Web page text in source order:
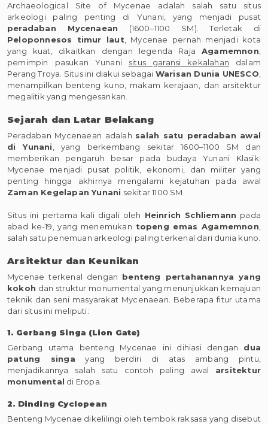
Archaeological Site of Mycenae adalah salah satu situs
arkeologi paling penting di Yunani, yang menjadi pusat
peradaban Mycenaean (1600–1100 SM). Terletak di
Peloponnesos timur laut, Mycenae pernah menjadi kota
yang kuat, dikaitkan dengan legenda Raja Agamemnon,
pemimpin pasukan Yunani situs garansi kekalahan dalam
Perang Troya. Situs ini diakui sebagai Warisan Dunia UNESCO,
menampilkan benteng kuno, makam kerajaan, dan arsitektur
megalitik yang mengesankan.
Sejarah dan Latar Belakang
Peradaban Mycenaean adalah salah satu peradaban awal
di Yunani
, yang berkembang sekitar 1600–1100 SM dan
memberikan pengaruh besar pada budaya Yunani Klasik.
Mycenae menjadi pusat politik, ekonomi, dan militer yang
penting hingga akhirnya mengalami kejatuhan pada awal
Zaman Kegelapan Yunani sekitar 1100 SM.
Situs ini pertama kali digali oleh Heinrich Schliemann pada
abad ke-19, yang menemukan topeng emas Agamemnon,
salah satu penemuan arkeologi paling terkenal dari dunia kuno.
Arsitektur dan Keunikan
Mycenae terkenal dengan benteng pertahanannya yang
kokoh dan struktur monumental yang menunjukkan kemajuan
teknik dan seni masyarakat Mycenaean. Beberapa fitur utama
dari situs ini meliputi:
1. Gerbang Singa (Lion Gate)
Gerbang utama benteng Mycenae ini dihiasi dengan dua
patung singa yang berdiri di atas ambang pintu,
menjadikannya salah satu contoh paling awal arsitektur
monumental di Eropa.
2. Dinding Cyclopean
Benteng Mycenae dikelilingi oleh tembok raksasa yang disebut